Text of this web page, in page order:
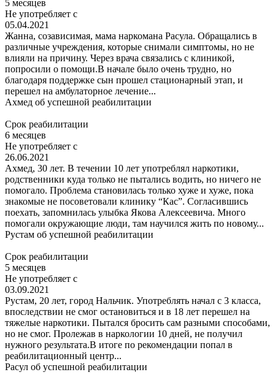
5 месяцев
Не употребляет с
05.04.2021
Жанна, созависимая, мама наркомана Расула. Обращались в
различные учреждения, которые снимали симптомы, но не
влияли на причину. Через врача связались с клиникой,
попросили о помощи.В начале было очень трудно, но
благодаря поддержке сын прошел стационарный этап, и
перешел на амбулаторное лечение...
Ахмед об успешной реабилитации
Срок реабилитации
6 месяцев
Не употребляет с
26.06.2021
Ахмед, 30 лет. В течении 10 лет употреблял наркотики,
родственники куда только не пытались водить, но ничего не
помогало. Проблема становилась только хуже и хуже, пока
знакомые не посоветовали клинику “Кас”. Согласившись
поехать, запомнилась улыбка Якова Алексеевича. Много
помогали окружающие люди, там научился жить по новому...
Рустам об успешной реабилитации
Срок реабилитации
5 месяцев
Не употребляет с
03.09.2021
Рустам, 20 лет, город Нальчик. Употреблять начал с 3 класса,
впоследствии не смог остановиться и в 18 лет перешел на
тяжелые наркотики. Пытался бросить сам разными способами,
но не смог. Пролежав в наркологии 10 дней, не получил
нужного результата.В итоге по рекомендации попал в
реабилитационный центр...
Расул об успешной реабилитации